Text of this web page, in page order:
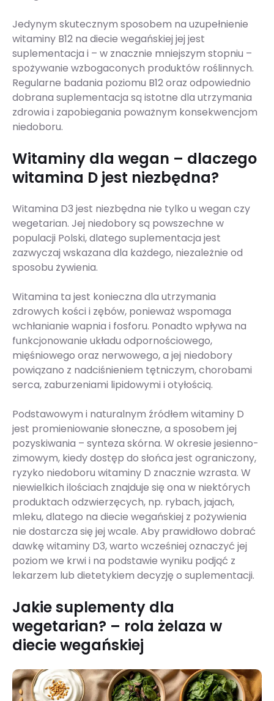
Jedynym skutecznym sposobem na uzupełnienie
witaminy B12 na diecie wegańskiej jej jest
suplementacja i – w znacznie mniejszym stopniu –
spożywanie wzbogaconych produktów roślinnych.
Regularne badania poziomu B12 oraz odpowiednio
dobrana suplementacja są istotne dla utrzymania
zdrowia i zapobiegania poważnym konsekwencjom
niedoboru.
Witaminy dla wegan – dlaczego
witamina D jest niezbędna?
Witamina D3 jest niezbędna nie tylko u wegan czy
wegetarian. Jej niedobory są powszechne w
populacji Polski, dlatego suplementacja jest
zazwyczaj wskazana dla każdego, niezależnie od
sposobu żywienia.
Witamina ta jest konieczna dla utrzymania
zdrowych kości i zębów, ponieważ wspomaga
wchłanianie wapnia i fosforu. Ponadto wpływa na
funkcjonowanie układu odpornościowego,
mięśniowego oraz nerwowego, a jej niedobory
powiązano z nadciśnieniem tętniczym, chorobami
serca, zaburzeniami lipidowymi i otyłością.
Podstawowym i naturalnym źródłem witaminy D
jest promieniowanie słoneczne, a sposobem jej
pozyskiwania – synteza skórna. W okresie jesienno-
zimowym, kiedy dostęp do słońca jest ograniczony,
ryzyko niedoboru witaminy D znacznie wzrasta. W
niewielkich ilościach znajduje się ona w niektórych
produktach odzwierzęcych, np. rybach, jajach,
mleku, dlatego na diecie wegańskiej z pożywienia
nie dostarcza się jej wcale. Aby prawidłowo dobrać
dawkę witaminy D3, warto wcześniej oznaczyć jej
poziom we krwi i na podstawie wyniku podjąć z
lekarzem lub dietetykiem decyzję o suplementacji.
Jakie suplementy dla
wegetarian? – rola żelaza w
diecie wegańskiej